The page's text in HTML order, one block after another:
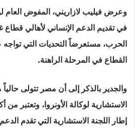
وعرض فيليب لازاريني، المفوض العام
في تقديم الدعم الإنساني لأهالي
الحرب، مستعرضاً التحديات التي تواجه
القطاع في المرحلة الراهنة.
والجدير بالذكر إلى أن مصر تتولى
الاستشارية لوكالة الأونروا، وتعتبر من
إطار اللجنة الاستشارية التي تقدم